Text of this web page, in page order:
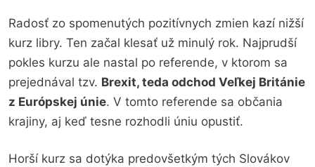
Radosť zo spomenutých pozitívnych zmien kazí nižší
kurz libry. Ten začal klesať už minulý rok. Najprudší
pokles kurzu ale nastal po referende, v ktorom sa
prejednával tzv. Brexit, teda odchod Veľkej Británie
z Európskej únie. V tomto referende sa občania
krajiny, aj keď tesne rozhodli úniu opustiť.
Horší kurz sa dotýka predovšetkým tých Slovákov